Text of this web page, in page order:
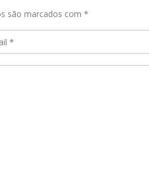
são marcados com *